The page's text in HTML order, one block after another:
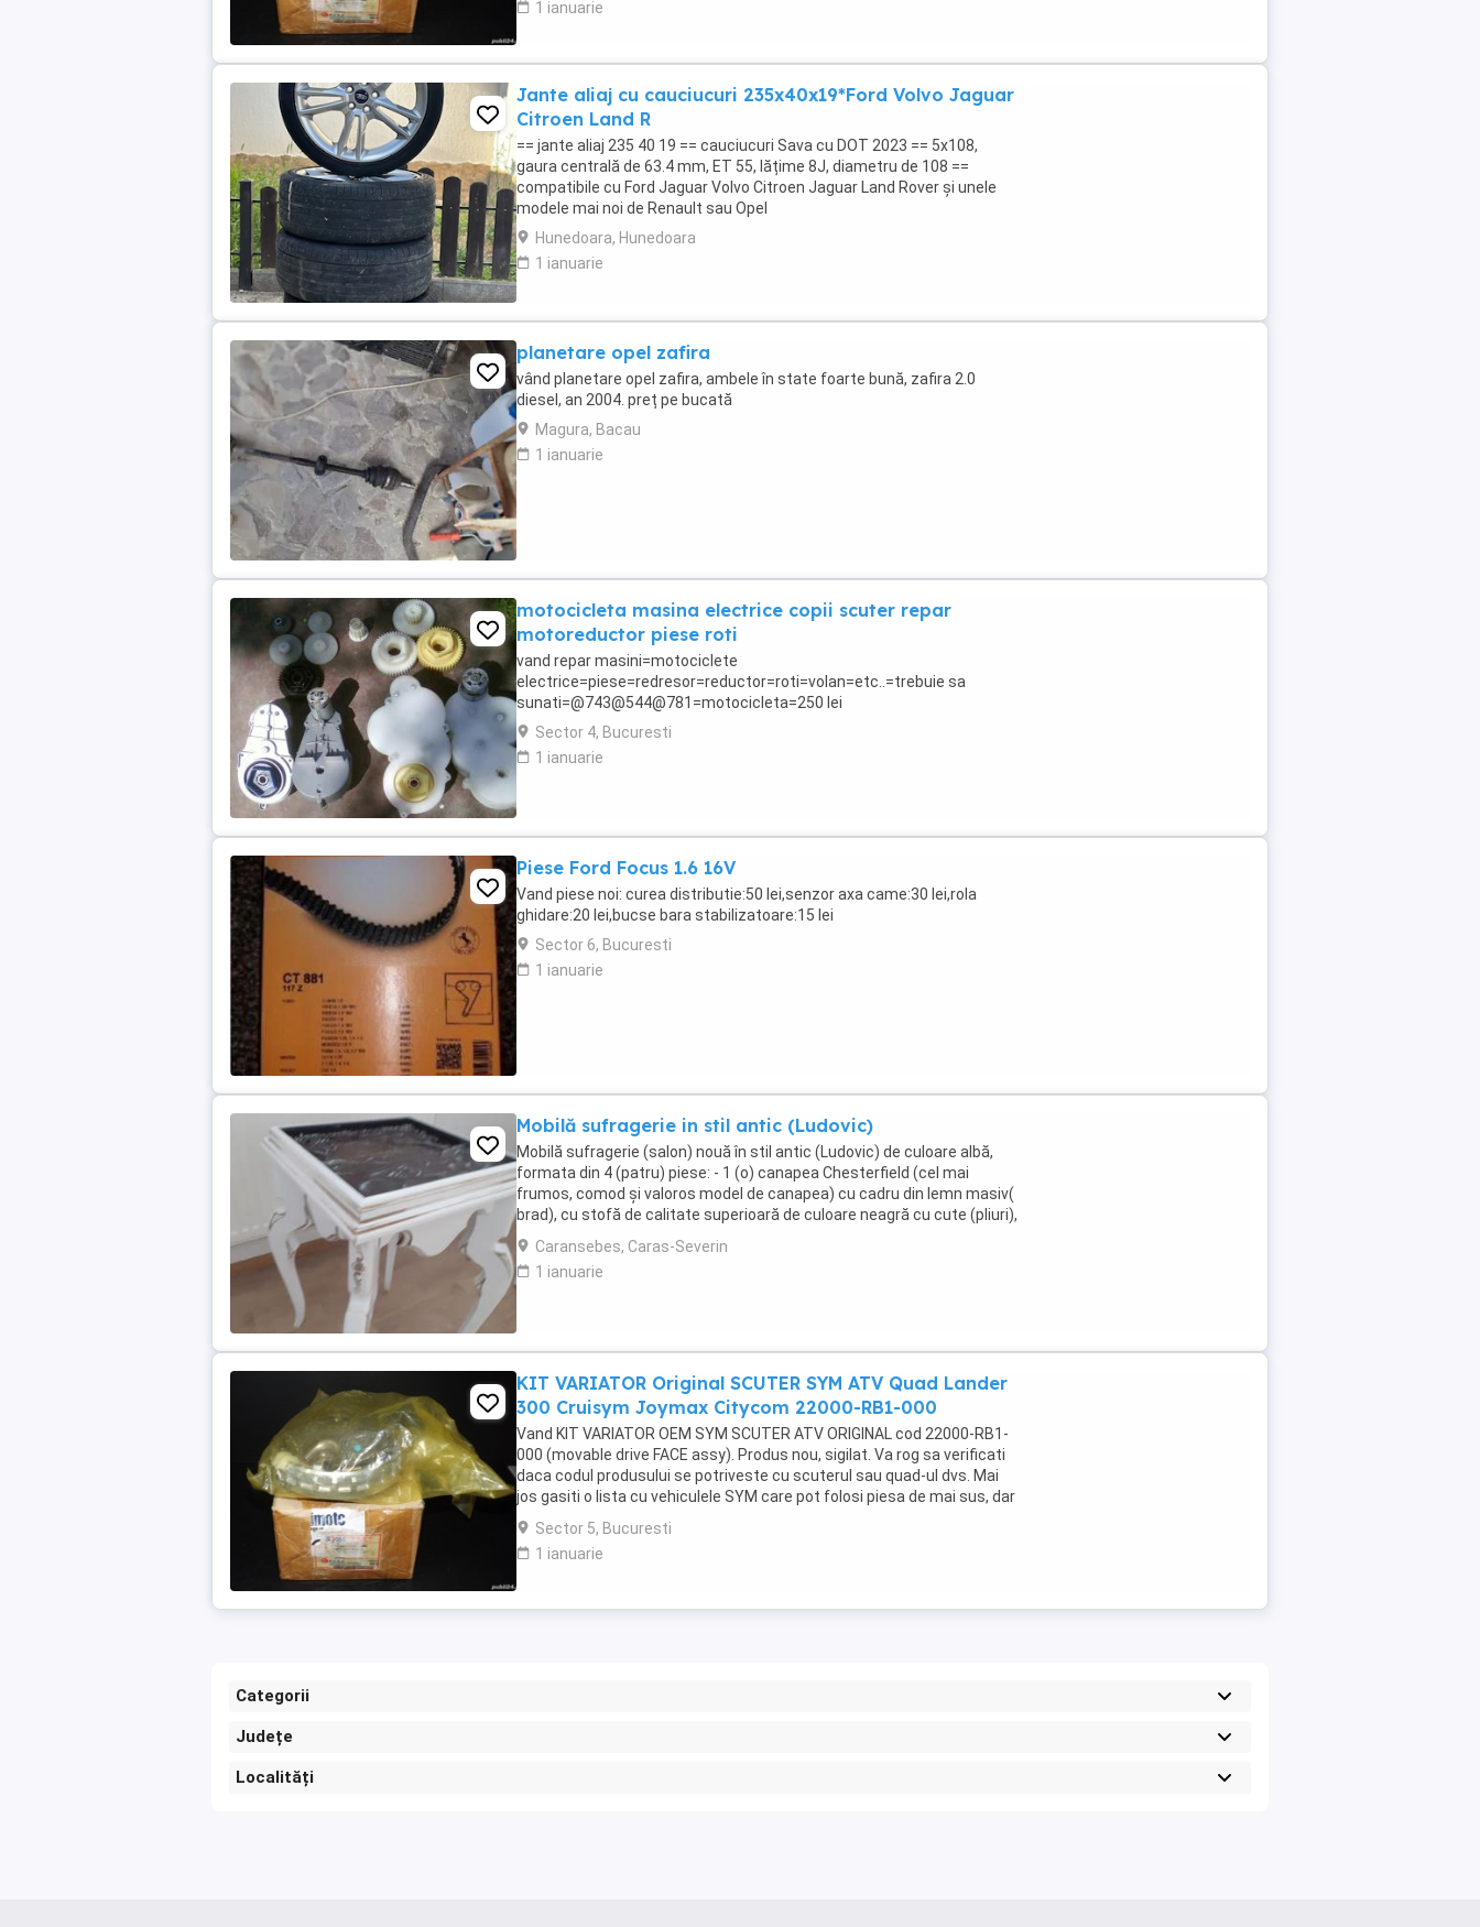
1 ianuarie
Jante aliaj cu cauciucuri 235x40x19*Ford Volvo Jaguar
Citroen Land R
== jante aliaj 235 40 19 == cauciucuri Sava cu DOT 2023 == 5x108,
gaura centrală de 63.4 mm, ET 55, lățime 8J, diametru de 108 ==
compatibile cu Ford Jaguar Volvo Citroen Jaguar Land Rover și unele
modele mai noi de Renault sau Opel
Hunedoara, Hunedoara
1 ianuarie
planetare opel zafira
vând planetare opel zafira, ambele în state foarte bună, zafira 2.0
diesel, an 2004. preț pe bucată
Magura, Bacau
1 ianuarie
motocicleta masina electrice copii scuter repar
motoreductor piese roti
vand repar masini=motociclete
electrice=piese=redresor=reductor=roti=volan=etc..=trebuie sa
sunati=@743@544@781=motocicleta=250 lei
Sector 4, Bucuresti
1 ianuarie
Piese Ford Focus 1.6 16V
Vand piese noi: curea distributie:50 lei,senzor axa came:30 lei,rola
ghidare:20 lei,bucse bara stabilizatoare:15 lei
Sector 6, Bucuresti
1 ianuarie
Mobilă sufragerie in stil antic (Ludovic)
Mobilă sufragerie (salon) nouă în stil antic (Ludovic) de culoare albă,
formata din 4 (patru) piese: - 1 (o) canapea Chesterfield (cel mai
frumos, comod și valoros model de canapea) cu cadru din lemn masiv(
brad), cu stofă de calitate superioară de culoare neagră cu cute (pliuri),
nasturi, burete ferm, ...
Caransebes, Caras-Severin
1 ianuarie
KIT VARIATOR Original SCUTER SYM ATV Quad Lander
300 Cruisym Joymax Citycom 22000-RB1-000
Vand KIT VARIATOR OEM SYM SCUTER ATV ORIGINAL cod 22000-RB1-
000 (movable drive FACE assy). Produs nou, sigilat. Va rog sa verificati
daca codul produsului se potriveste cu scuterul sau quad-ul dvs. Mai
jos gasiti o lista cu vehiculele SYM care pot folosi piesa de mai sus, dar
cel mai bine este ca ...
Sector 5, Bucuresti
1 ianuarie
Categorii
Județe
Localități